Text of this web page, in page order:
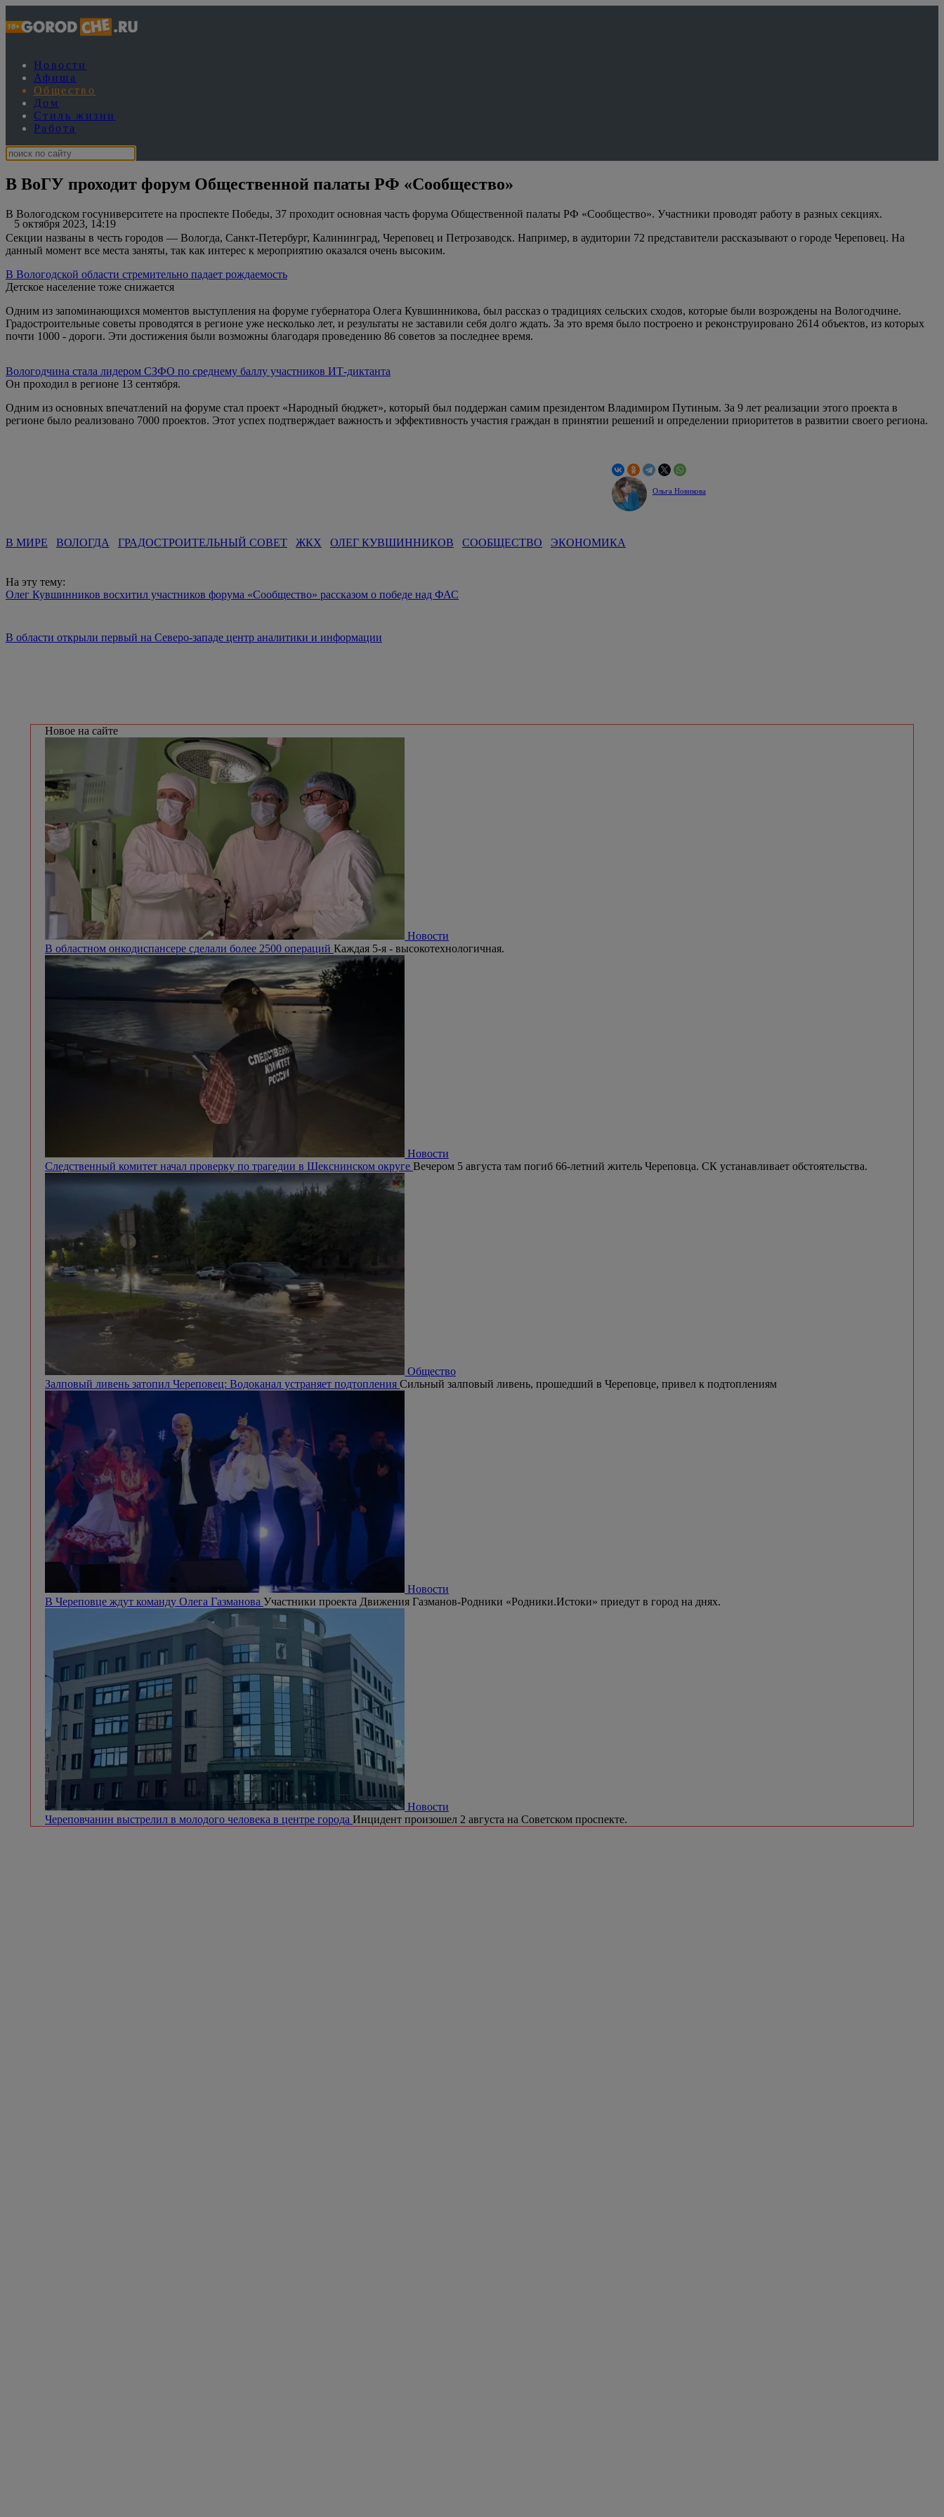
Новости
Афиша
Общество
Дом
Стиль жизни
Работа
В ВоГУ проходит форум Общественной палаты РФ «Сообщество»
5 октября 2023, 14:19
В Вологодском госуниверситете на проспекте Победы, 37 проходит основная часть форума Общественной палаты РФ «Сообщество». Участники проводят работу в разных секциях.
Секции названы в честь городов — Вологда, Санкт-Петербург, Калининград, Череповец и Петрозаводск. Например, в аудитории 72 представители рассказывают о городе Череповец. На
данный момент все места заняты, так как интерес к мероприятию оказался очень высоким.
В Вологодской области стремительно падает рождаемость
Детское население тоже снижается
Одним из запоминающихся моментов выступления на форуме губернатора Олега Кувшинникова, был рассказ о традициях сельских сходов, которые были возрождены на Вологодчине.
Градостроительные советы проводятся в регионе уже несколько лет, и результаты не заставили себя долго ждать. За это время было построено и реконструировано 2614 объектов, из которых
почти 1000 - дороги. Эти достижения были возможны благодаря проведению 86 советов за последнее время.
Вологодчина стала лидером СЗФО по среднему баллу участников ИТ-диктанта
Он проходил в регионе 13 сентября.
Одним из основных впечатлений на форуме стал проект «Народный бюджет», который был поддержан самим президентом Владимиром Путиным. За 9 лет реализации этого проекта в
регионе было реализовано 7000 проектов. Этот успех подтверждает важность и эффективность участия граждан в принятии решений и определении приоритетов в развитии своего региона.
Ольга Новикова
В МИРЕ ВОЛОГДА ГРАДОСТРОИТЕЛЬНЫЙ СОВЕТ ЖКХ ОЛЕГ КУВШИННИКОВ СООБЩЕСТВО ЭКОНОМИКА
На эту тему:
Олег Кувшинников восхитил участников форума «Сообщество» рассказом о победе над ФАС
В области открыли первый на Северо-западе центр аналитики и информации
Новое на сайте
Новости
В областном онкодиспансере сделали более 2500 операций Каждая 5-я - высокотехнологичная.
Новости
Следственный комитет начал проверку по трагедии в Шекснинском округе Вечером 5 августа там погиб 66-летний житель Череповца. СК устанавливает обстоятельства.
Общество
Залповый ливень затопил Череповец: Водоканал устраняет подтопления Сильный залповый ливень, прошедший в Череповце, привел к подтоплениям
Новости
В Череповце ждут команду Олега Газманова Участники проекта Движения Газманов-Родники «Родники.Истоки» приедут в город на днях.
Новости
Череповчанин выстрелил в молодого человека в центре города Инцидент произошел 2 августа на Советском проспекте.